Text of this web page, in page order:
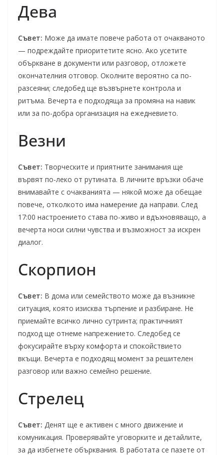
Дева
Съвет: Може да имате повече работа от очакваното
— подреждайте приоритетите ясно. Ако усетите
объркване в документи или разговор, отложете
окончателния отговор. Околните вероятно са по-
разсеяни; следобед ще възвърнете контрола и
ритъма. Вечерта е подходяща за промяна на навик
или за по-добра организация на ежедневието.
Везни
Съвет: Творческите и приятните занимания ще
вървят по-леко от рутината. В личните връзки обаче
внимавайте с очакванията — някой може да обещае
повече, отколкото има намерение да направи. След
17:00 настроението става по-живо и вдъхновяващо, а
вечерта носи силни чувства и възможност за искрен
диалог.
Скорпион
Съвет: В дома или семейството може да възникне
ситуация, която изисква търпение и разбиране. Не
приемайте всичко лично сутринта; практичният
подход ще отнеме напрежението. Следобед се
фокусирайте върху комфорта и спокойствието
вкъщи. Вечерта е подходящ момент за решителен
разговор или важно семейно решение.
Стрелец
Съвет: Денят ще е активен с много движение и
комуникация. Проверявайте уговорките и детайлите,
за да избегнете обърквания. В работата се пазете от